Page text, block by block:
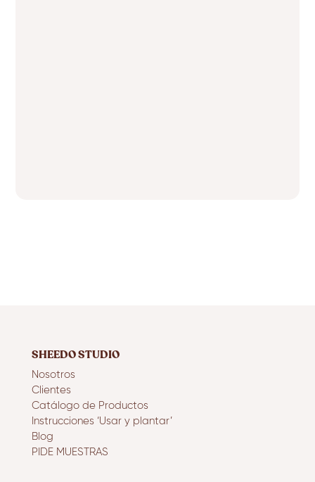
SHEEDO STUDIO
Nosotros
Clientes
Catálogo de Productos
Instrucciones ‘Usar y plantar’
Blog
PIDE MUESTRAS